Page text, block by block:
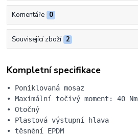
Komentáře 0
Související zboží 2
Kompletní specifikace
• Poniklovaná mosaz
• Maximální točivý moment: 40 Nm
• Otočný
• Plastová výstupní hlava
• těsnění EPDM